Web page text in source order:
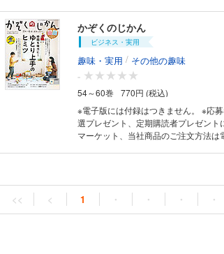
理上手になれる一冊です。 ◆本書のレシピに協力してくださった方々
（50音順／敬称略） 石田薫／石原洋
かおり／きじまりゅうた／黒川愉子／
江／スズキエミ／舘野鏡子／堤人美／
Mako／米花紀子／渡辺あきこ／ワタナ
かぞくのじかん
ビジネス・実用
趣味・実用 / その他の趣味
-
54～60巻
770円 (税込)
※電子版には付録はつきません。 ※応
選プレゼント、定期購読者プレゼン
マーケット、当社商品のご注文方法
・オマケの時間 ・5時間目；時間×デ
・オマケの時間 ●家事ごよみ 毎日ごよみ 12月、1月、2月 ●山崎美津江さ
<< < 1 ・ ・ ・ ・